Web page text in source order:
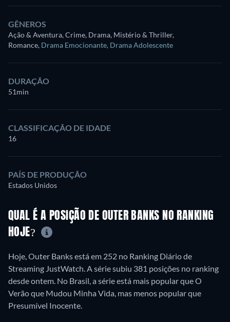
GÊNEROS
Ação & Aventura, Crime, Drama, Mistério & Thriller,
Romance, Drama Emocionante, Drama Adolescente
DURAÇÃO
51min
CLASSIFICAÇÃO DE IDADE
16
PAÍS DE PRODUÇÃO
Estados Unidos
QUAL É A POSIÇÃO DE OUTER BANKS NO RANKING
HOJE?
Hoje, Outer Banks está em 252 no Ranking Diário de
Streaming JustWatch. A série subiu 381 posições no ranking
desde ontem. No Brasil, a série está mais popular que O
Verão que Mudou Minha Vida, mas menos popular que
Presumível Inocente.